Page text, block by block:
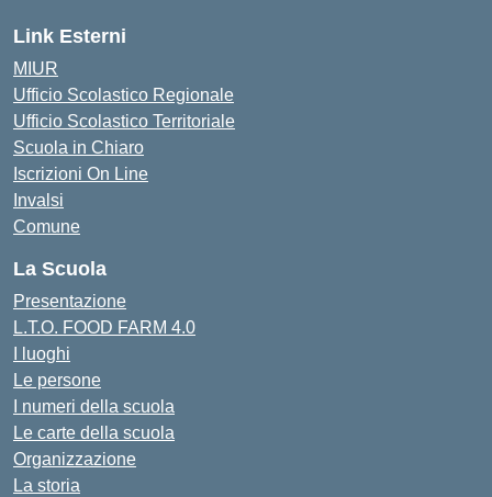
Link Esterni
MIUR
Ufficio Scolastico Regionale
Ufficio Scolastico Territoriale
Scuola in Chiaro
Iscrizioni On Line
Invalsi
Comune
La Scuola
Presentazione
L.T.O. FOOD FARM 4.0
I luoghi
Le persone
I numeri della scuola
Le carte della scuola
Organizzazione
La storia